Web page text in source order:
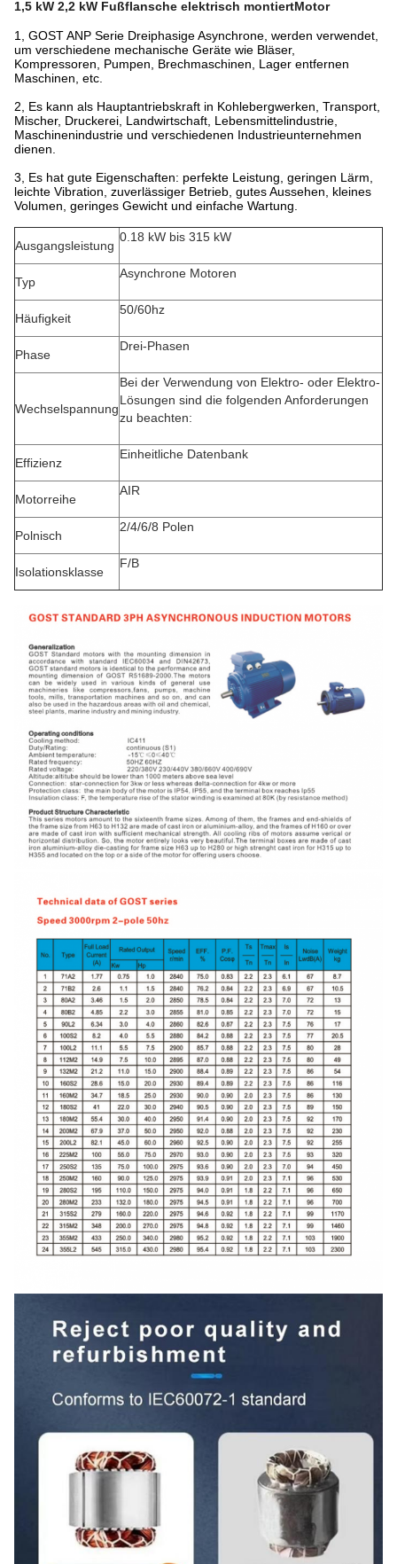
1,5 kW 2,2 kW Fußflansche elektrisch montiertMotor
1, GOST ANP Serie Dreiphasige Asynchrone, werden verwendet,
um verschiedene mechanische Geräte wie Bläser,
Kompressoren, Pumpen, Brechmaschinen, Lager entfernen
Maschinen, etc.
2, Es kann als Hauptantriebskraft in Kohlebergwerken, Transport,
Mischer, Druckerei, Landwirtschaft, Lebensmittelindustrie,
Maschinenindustrie und verschiedenen Industrieunternehmen
dienen.
3, Es hat gute Eigenschaften: perfekte Leistung, geringen Lärm,
leichte Vibration, zuverlässiger Betrieb, gutes Aussehen, kleines
Volumen, geringes Gewicht und einfache Wartung.
Ausgangsleistung
0.18 kW bis 315 kW
Typ
Asynchrone Motoren
Häufigkeit
50/60hz
Phase
Drei-Phasen
Wechselspannung
Bei der Verwendung von Elektro- oder Elektro-
Lösungen sind die folgenden Anforderungen
zu beachten:
Effizienz
Einheitliche Datenbank
Motorreihe
AIR
Polnisch
2/4/6/8 Polen
Isolationsklasse
F/B